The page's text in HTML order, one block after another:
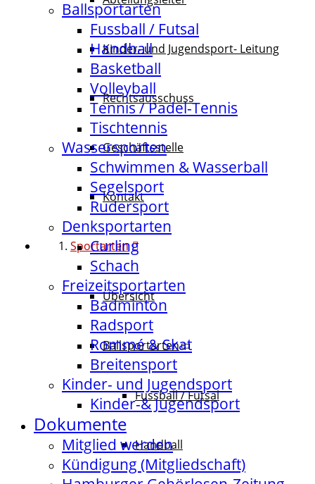
Kinder- und Jugendsport- Leitung
Rechtsausschuss
Geschäftsstelle
Kontakt
Sportarten
Übersicht
Ballsportarten
Fussball / Futsal
Handball
Ballsportarten
Fussball / Futsal
Handball
Basketball
Volleyball
Tennis / Padel-Tennis
Tischtennis
Wassersporten
Schwimmen & Wasserball
Segelsport
Rudersport
Denksportarten
Curling
Schach
Freizeitsportarten
Badminton
Radsport
Rommé & Skat
Breitensport
Kinder- und Jugendsport
Kinder-& Jugendsport
Dokumente
Mitglied werden
Kündigung (Mitgliedschaft)